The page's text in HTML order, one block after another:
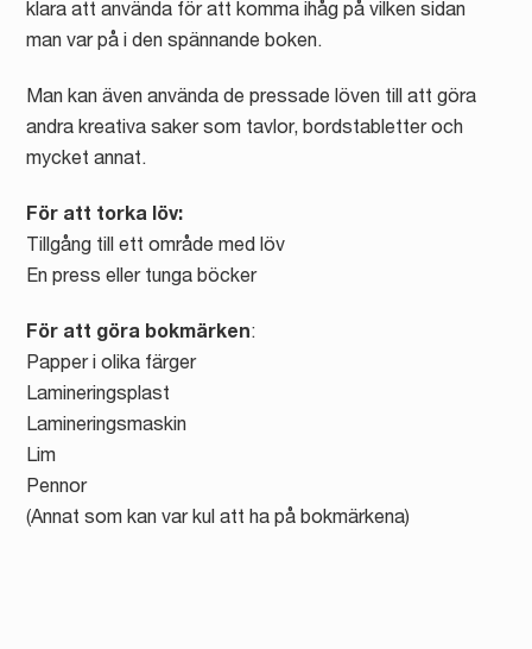
klara att använda för att komma ihåg på vilken sidan
man var på i den spännande boken.
Man kan även använda de pressade löven till att göra
andra kreativa saker som tavlor, bordstabletter och
mycket annat.
För att torka löv:
Tillgång till ett område med löv
En press eller tunga böcker
För att göra bokmärken:
Papper i olika färger
Lamineringsplast
Lamineringsmaskin
Lim
Pennor
(Annat som kan var kul att ha på bokmärkena)